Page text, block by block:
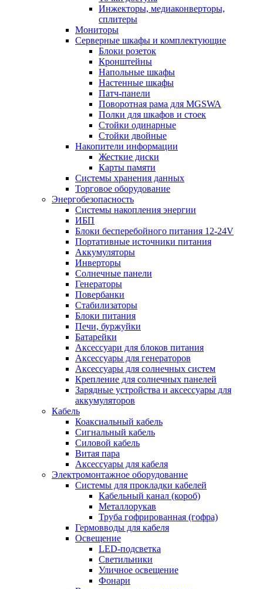
Инжекторы, медиаконверторы,
сплитеры
Мониторы
Серверные шкафы и комплектующие
Блоки розеток
Кронштейны
Напольные шкафы
Настенные шкафы
Патч-панели
Поворотная рама для MGSWA
Полки для шкафов и стоек
Стойки одинарные
Стойки двойные
Накопители информации
Жесткие диски
Карты памяти
Системы хранения данных
Торговое оборудование
Энергобезопасность
Системы накопления энергии
ИБП
Блоки бесперебойного питания 12-24V
Портативные источники питания
Аккумуляторы
Инверторы
Солнечные панели
Генераторы
Повербанки
Стабилизаторы
Блоки питания
Печи, буржуйки
Батарейки
Аксессуари для блоков питания
Аксессуары для генераторов
Аксессуары для солнечных систем
Крепление для солнечных панелей
Зарядные устройства и аксессуары для
аккумуляторов
Кабель
Коаксиальный кабель
Сигнальный кабель
Силовой кабель
Витая пара
Аксессуары для кабеля
Электромонтажное оборудование
Системы для прокладки кабелей
Кабельный канал (короб)
Металлорукав
Труба гофрированная (гофра)
Гермовводы для кабеля
Освещение
LED-подсветка
Светильники
Уличное освещение
Фонари